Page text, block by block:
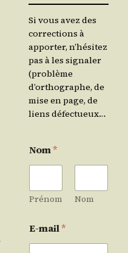
Si vous avez des
corrections à
apporter, n’hésitez
pas à les signaler
(problème
d’orthographe, de
mise en page, de
liens défectueux…
Nom*
Prénom Nom
E-mail*